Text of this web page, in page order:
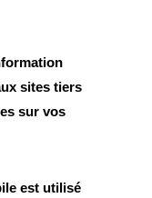
sites tiers
sur vos
est utilisé